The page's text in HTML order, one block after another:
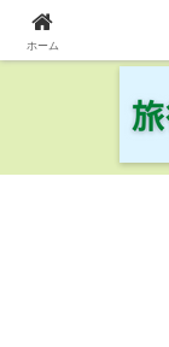
日本の
ホーム